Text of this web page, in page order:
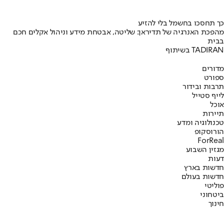
כך תחסכו בחשמל בלי להזיע
מהפכת האנרגיה של תדיראן: שליטה, אבטחת מידע וניהול אקלים חכם
בבית
בשיתוף TADIRAN
מדורים
ספורט
תרבות ובידור
לייף סטייל
אוכל
תיירות
טכנולוגיה ומדע
הורוסקופ
ForReal
מגזין השבוע
דעות
חדשות בארץ
חדשות בעולם
פוליטי
ביטחוני
חינוך